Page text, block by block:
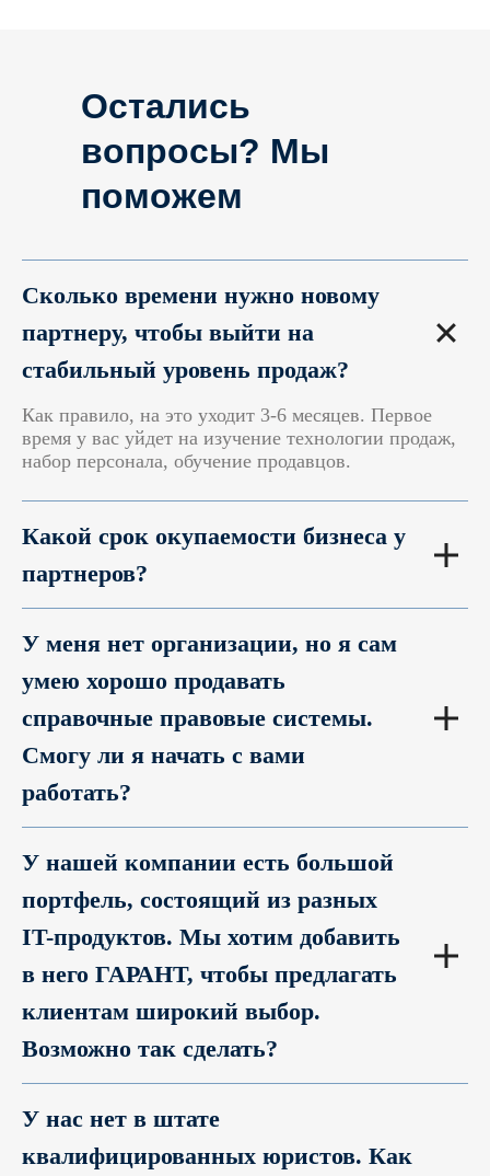
Остались
вопросы? Мы
поможем
Сколько времени нужно новому
партнеру, чтобы выйти на
стабильный уровень продаж?
Как правило, на это уходит 3-6 месяцев. Первое
время у вас уйдет на изучение технологии продаж,
набор персонала, обучение продавцов.
Какой срок окупаемости бизнеса у
партнеров?
У меня нет организации, но я сам
умею хорошо продавать
справочные правовые системы.
Смогу ли я начать с вами
работать?
У нашей компании есть большой
портфель, состоящий из разных
IT-продуктов. Мы хотим добавить
в него ГАРАНТ, чтобы предлагать
клиентам широкий выбор.
Возможно так сделать?
У нас нет в штате
квалифицированных юристов. Как